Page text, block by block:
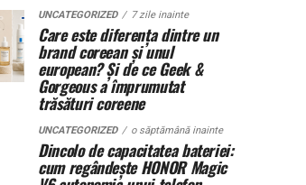
UNCATEGORIZED 7 zile inainte
Care este diferența dintre un
brand coreean și unul
european? Și de ce Geek &
Gorgeous a împrumutat
trăsături coreene
UNCATEGORIZED o săptămână inainte
Dincolo de capacitatea bateriei:
cum regândește HONOR Magic